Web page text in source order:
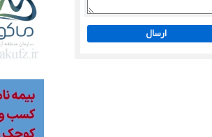
ارسال